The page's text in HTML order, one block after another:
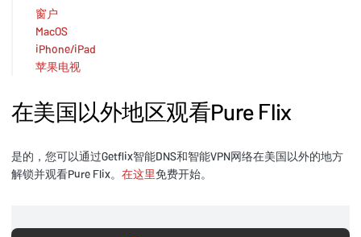
在美国以外地区观看Pure Flix
是的，您可以通过Getflix智能DNS和智能VPN网络在美国以外的地方
解锁并观看Pure Flix。 在这里免费开始。
窗户
MacOS
iPhone/iPad
苹果电视